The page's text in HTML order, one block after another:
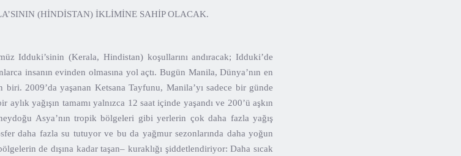
(HİNDİSTAN) İKLİMİNE SAHİP OLACAK.
Idduki’sinin (Kerala, Hindistan) koşullarını andıracak; Idduki’de
insanın evinden olmasına yol açtı. Bugün Manila, Dünya’nın en
biri. 2009’da yaşanan Ketsana Tayfunu, Manila’yı sadece bir günde
yağışın tamamı yalnızca 12 saat içinde yaşandı ve 200’ü aşkın
Asya’nın tropik bölgeleri gibi yerlerin çok daha fazla yağış
daha fazla su tutuyor ve bu da yağmur sezonlarında daha yoğun
de dışına kadar taşan– kuraklığı şiddetlendiriyor: Daha sıcak